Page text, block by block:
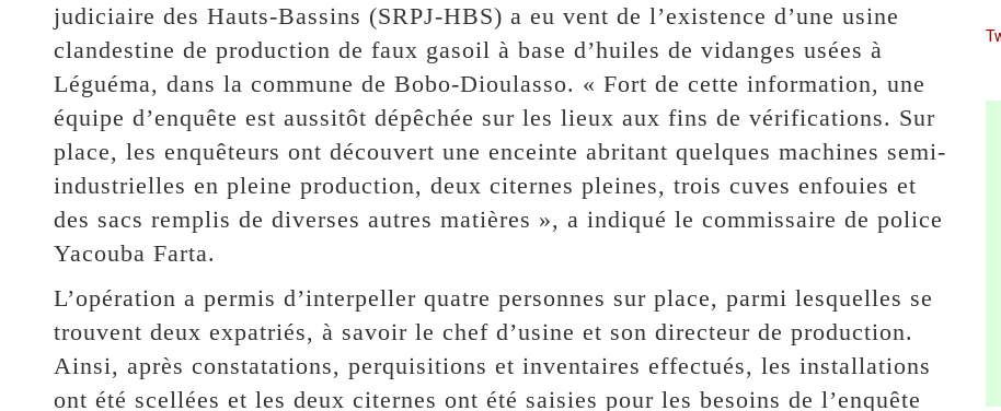
judiciaire des Hauts-Bassins (SRPJ-HBS) a eu vent de l’existence d’une usine
clandestine de production de faux gasoil à base d’huiles de vidanges usées à
Léguéma, dans la commune de Bobo-Dioulasso. « Fort de cette information, une
équipe d’enquête est aussitôt dépêchée sur les lieux aux fins de vérifications. Sur
place, les enquêteurs ont découvert une enceinte abritant quelques machines semi-
industrielles en pleine production, deux citernes pleines, trois cuves enfouies et
des sacs remplis de diverses autres matières », a indiqué le commissaire de police
Yacouba Farta.
L’opération a permis d’interpeller quatre personnes sur place, parmi lesquelles se
trouvent deux expatriés, à savoir le chef d’usine et son directeur de production.
Ainsi, après constatations, perquisitions et inventaires effectués, les installations
ont été scellées et les deux citernes ont été saisies pour les besoins de l’enquête